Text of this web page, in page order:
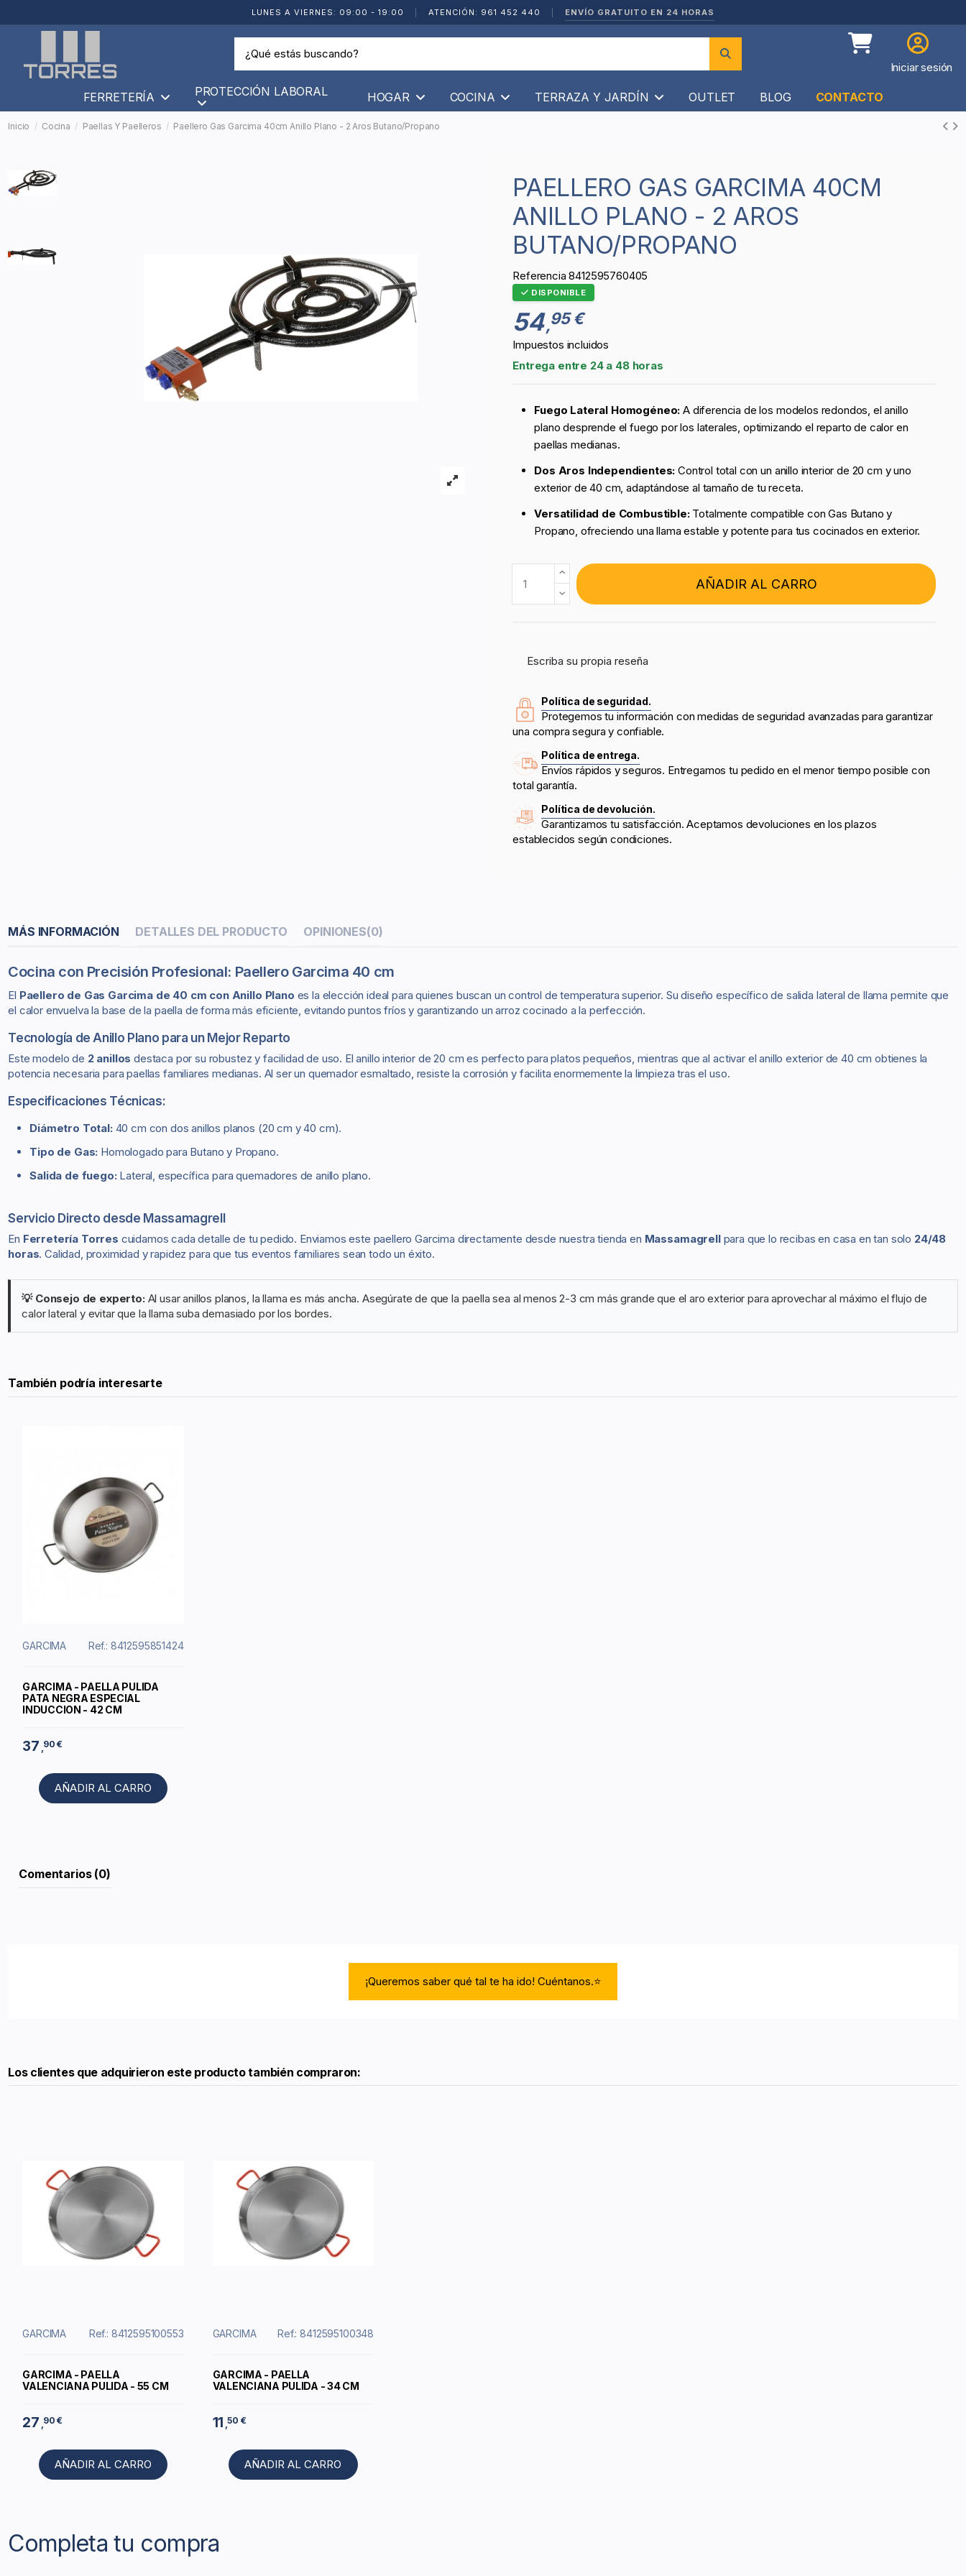
LUNES A VIERNES: 09:00 - 19:00 ATENCIÓN: 961 452 440 ENVÍO GRATUITO EN 24 HORAS
Iniciar sesión
FERRETERÍA PROTECCIÓN LABORAL HOGAR COCINA TERRAZA Y JARDÍN OUTLET BLOG CONTACTO
Inicio Cocina Paellas Y Paelleros Paellero Gas Garcima 40cm Anillo Plano - 2 Aros Butano/Propano
PAELLERO GAS GARCIMA 40CM
ANILLO PLANO - 2 AROS
BUTANO/PROPANO
Referencia 8412595760405
DISPONIBLE
54,95 €
Impuestos incluidos
Entrega entre 24 a 48 horas
Fuego Lateral Homogéneo: A diferencia de los modelos redondos, el anillo
plano desprende el fuego por los laterales, optimizando el reparto de calor en
paellas medianas.
Dos Aros Independientes: Control total con un anillo interior de 20 cm y uno
exterior de 40 cm, adaptándose al tamaño de tu receta.
Versatilidad de Combustible:Totalmente compatible con Gas Butano y
Propano, ofreciendo una llama estable y potente para tus cocinados en exterior.
AÑADIR AL CARRO
Escriba su propia reseña
Política de seguridad.
Protegemos tu información con medidas de seguridad avanzadas para garantizar
una compra segura y confiable.
Política de entrega.
Envíos rápidos y seguros. Entregamos tu pedido en el menor tiempo posible con
total garantía.
Política de devolución.
Garantizamos tu satisfacción. Aceptamos devoluciones en los plazos
establecidos según condiciones.
MÁS INFORMACIÓN DETALLES DEL PRODUCTO OPINIONES(0)
Cocina con Precisión Profesional: Paellero Garcima 40 cm
El Paellero de Gas Garcima de 40 cm con Anillo Plano es la elección ideal para quienes buscan un control de temperatura superior. Su diseño específico de salida lateral de llama permite que
el calor envuelva la base de la paella de forma más eficiente, evitando puntos fríos y garantizando un arroz cocinado a la perfección.
Tecnología de Anillo Plano para un Mejor Reparto
Este modelo de 2 anillos destaca por su robustez y facilidad de uso. El anillo interior de 20 cm es perfecto para platos pequeños, mientras que al activar el anillo exterior de 40 cm obtienes la
potencia necesaria para paellas familiares medianas. Al ser un quemador esmaltado, resiste la corrosión y facilita enormemente la limpieza tras el uso.
Especificaciones Técnicas:
Diámetro Total: 40 cm con dos anillos planos (20 cm y 40 cm).
Tipo de Gas: Homologado para Butano y Propano.
Salida de fuego: Lateral, específica para quemadores de anillo plano.
Servicio Directo desde Massamagrell
En Ferretería Torres cuidamos cada detalle de tu pedido. Enviamos este paellero Garcima directamente desde nuestra tienda en Massamagrellpara que lo recibas en casa en tan solo 24/48
horas. Calidad, proximidad y rapidez para que tus eventos familiares sean todo un éxito.
💡 Consejo de experto:Al usar anillos planos, la llama es más ancha. Asegúrate de que la paella sea al menos 2-3 cm más grande que el aro exterior para aprovechar al máximo el flujo de
calor lateral y evitar que la llama suba demasiado por los bordes.
También podría interesarte
GARCIMA Ref.: 8412595851424
GARCIMA - PAELLA PULIDA
PATA NEGRA ESPECIAL
INDUCCION - 42 CM
37 90 €
AÑADIR AL CARRO
Comentarios (0)
¡Queremos saber qué tal te ha ido! Cuéntanos.⭐
Los clientes que adquirieron este producto también compraron:
GARCIMA Ref.: 8412595100553
GARCIMA - PAELLA
VALENCIANA PULIDA - 55 CM
27 ,90 €
AÑADIR AL CARRO
GARCIMA Ref.: 8412595100348
GARCIMA - PAELLA
VALENCIANA PULIDA - 34 CM
11 ,50 €
AÑADIR AL CARRO
Completa tu compra